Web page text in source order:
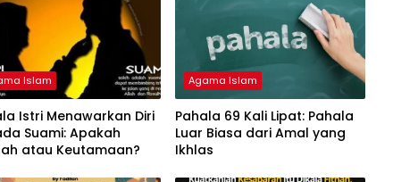
Islam
Istri Menawarkan Diri
Suami: Apakah
atau Keutamaan?
Agama Islam
Pahala 69 Kali Lipat: Pahala
Luar Biasa dari Amal yang
Ikhlas